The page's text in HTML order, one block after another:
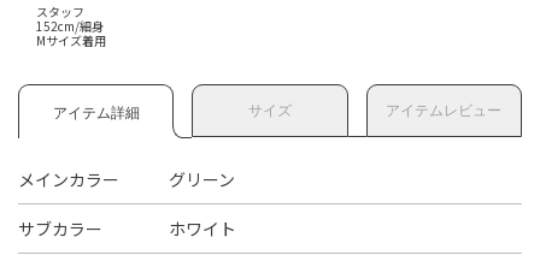
スタッフ
152cm/細身
Mサイズ着用
アイテム詳細 サイズ アイテムレビュー
メインカラー グリーン
サブカラー ホワイト